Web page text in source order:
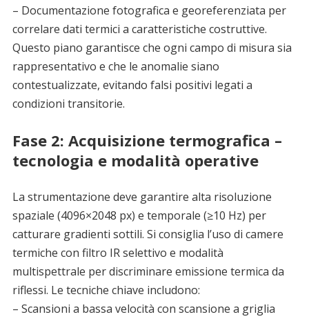
– Documentazione fotografica e georeferenziata per
correlare dati termici a caratteristiche costruttive.
Questo piano garantisce che ogni campo di misura sia
rappresentativo e che le anomalie siano
contestualizzate, evitando falsi positivi legati a
condizioni transitorie.
Fase 2: Acquisizione termografica –
tecnologia e modalità operative
La strumentazione deve garantire alta risoluzione
spaziale (4096×2048 px) e temporale (≥10 Hz) per
catturare gradienti sottili. Si consiglia l’uso di camere
termiche con filtro IR selettivo e modalità
multispettrale per discriminare emissione termica da
riflessi. Le tecniche chiave includono:
– Scansioni a bassa velocità con scansione a griglia